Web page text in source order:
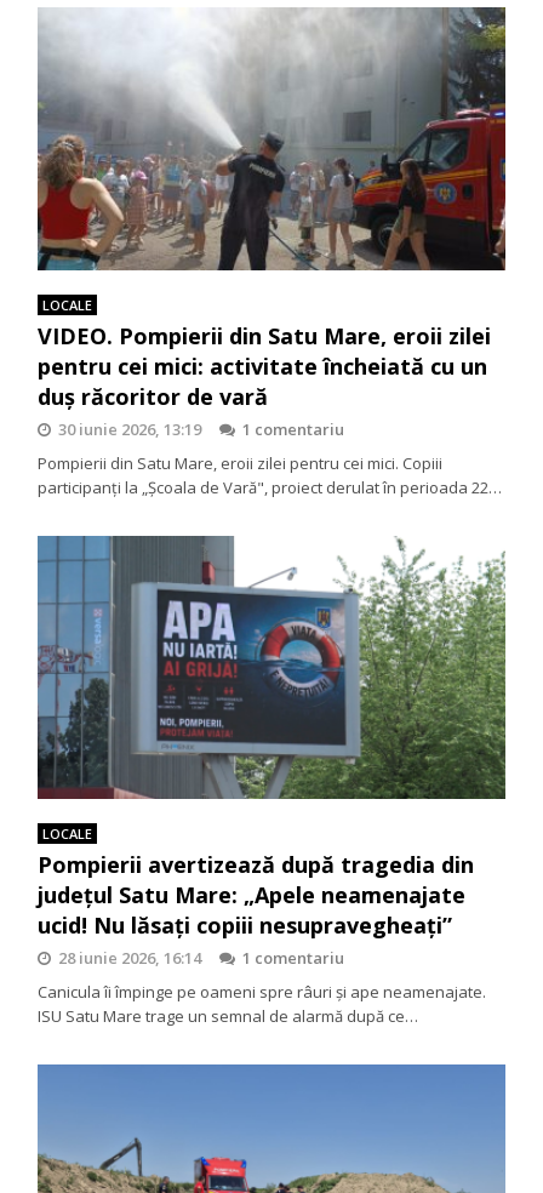
LOCALE
VIDEO. Pompierii din Satu Mare, eroii zilei
pentru cei mici: activitate încheiată cu un
duș răcoritor de vară
30 iunie 2026, 13:19
1 comentariu
Pompierii din Satu Mare, eroii zilei pentru cei mici. Copiii
participanți la „Școala de Vară", proiect derulat în perioada 22…
LOCALE
Pompierii avertizează după tragedia din
județul Satu Mare: „Apele neamenajate
ucid! Nu lăsați copiii nesupravegheați”
28 iunie 2026, 16:14
1 comentariu
Canicula îi împinge pe oameni spre râuri și ape neamenajate.
ISU Satu Mare trage un semnal de alarmă după ce…